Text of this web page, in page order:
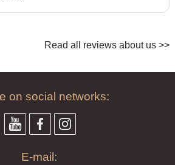
Read all reviews about us >>
on social networks:
E-mail: